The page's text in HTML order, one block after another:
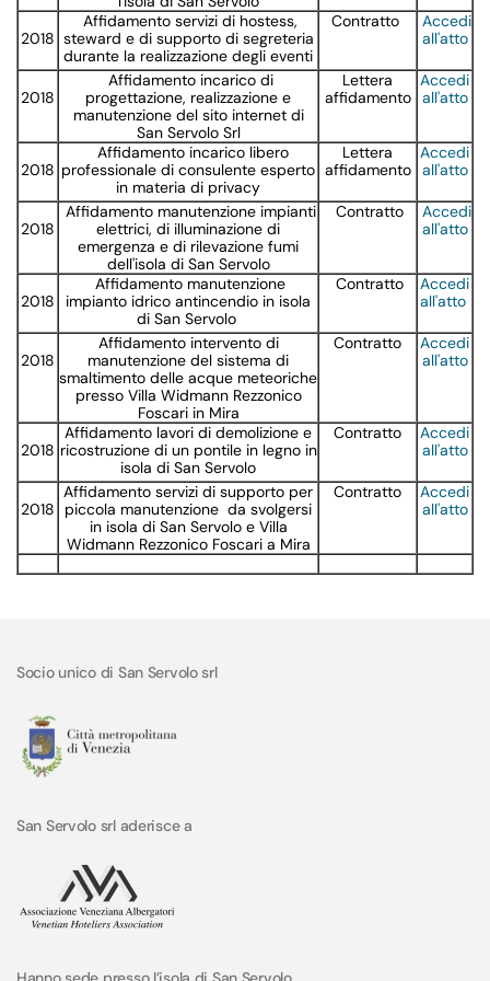
2018
Affidamento servizi di hostess,
steward e di supporto di segreteria
durante la realizzazione degli eventi
Contratto
Accedi
all'atto
2018
Affidamento incarico di
progettazione, realizzazione e
manutenzione del sito internet di
San Servolo Srl
Lettera
affidamento
Accedi
all'atto
2018
Affidamento incarico libero
professionale di consulente esperto
in materia di privacy
Lettera
affidamento
Accedi
all'atto
2018
Affidamento manutenzione impianti
elettrici, di illuminazione di
emergenza e di rilevazione fumi
dell'isola di San Servolo
Contratto
Accedi
all'atto
2018
Affidamento manutenzione
impianto idrico antincendio in isola
di San Servolo
Contratto
Accedi
all'atto
2018
Affidamento intervento di
manutenzione del sistema di
smaltimento delle acque meteoriche
presso Villa Widmann Rezzonico
Foscari in Mira
Contratto
Accedi
all'atto
2018
Affidamento lavori di demolizione e
ricostruzione di un pontile in legno in
isola di San Servolo
Contratto
Accedi
all'atto
2018
Affidamento servizi di supporto per
piccola manutenzione da svolgersi
in isola di San Servolo e Villa
Widmann Rezzonico Foscari a Mira
Contratto
Accedi
all'atto
Socio unico di San Servolo srl
San Servolo srl aderisce a